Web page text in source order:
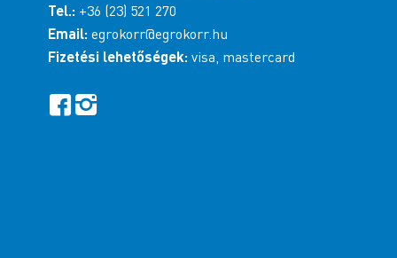
Tel.: +36 (23) 521 270
Email: egrokorr@egrokorr.hu
Fizetési lehetőségek: visa, mastercard